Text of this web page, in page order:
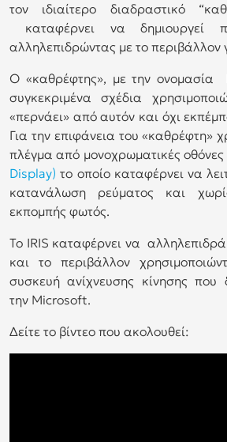
τον ιδιαίτερο διαδραστικό
καταφέρνει να δημιουργεί
αλληλεπιδρώντας με το περιβάλλον
Ο «καθρέφτης», με την ονομασία
συγκεκριμένα σχέδια
«περνάει» από αυτόν και όχι
Για την επιφάνεια του «καθρέφτη»
πλέγμα από μονοχρωματικές οθόνες
Display) το οποίο καταφέρνει να
κατανάλωση ρεύματος και
εκπομπής φωτός.
Το IRIS καταφέρνει να
και το περιβάλλον
συσκευή ανίχνευσης κίνησης που
την Microsoft.
Δείτε το βίντεο που ακολουθεί: